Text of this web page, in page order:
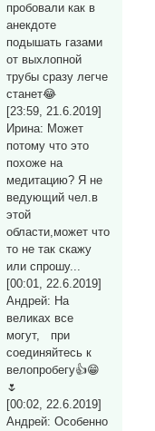
пробовали как в
анекдоте
подышать газами
от выхлопной
трубы сразу легче
станет😂
[23:59, 21.6.2019]
Ирина: Может
потому что это
похоже на
медитацию? Я не
ведующий чел.в
этой
области,может что
то не так скажу
или спрошу...
[00:01, 22.6.2019]
Андрей: На
великах все
могут, при
соединяйтесь к
велопробегу👍😁
🌷
[00:02, 22.6.2019]
Андрей: Особенно